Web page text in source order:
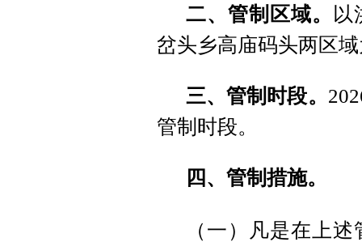
二、管制区域。
以
岔头乡高庙码头两区
三、管制时段。
管制时段。
四、管制措施。
（一）凡是在上